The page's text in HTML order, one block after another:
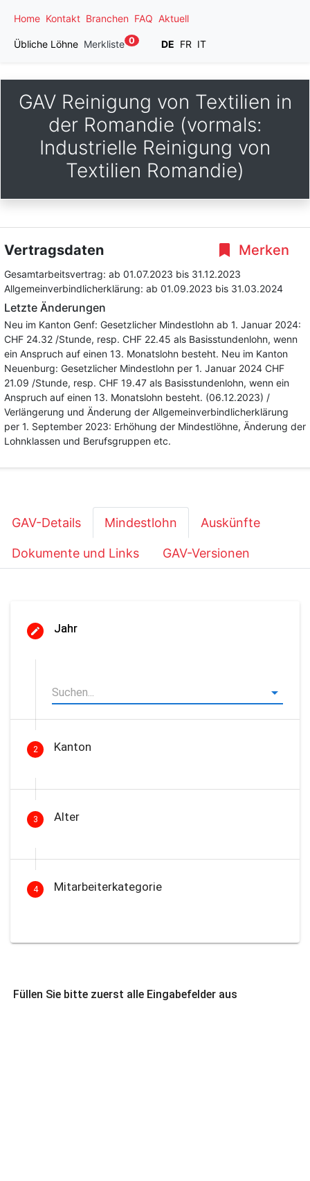
Home Kontakt Branchen FAQ Aktuell
Übliche Löhne Merkliste 0 DE FR IT
GAV Reinigung von Textilien in
der Romandie (vormals:
Industrielle Reinigung von
Textilien Romandie)
Merken
Vertragsdaten
Gesamtarbeitsvertrag: ab 01.07.2023 bis 31.12.2023
Allgemeinverbindlicherklärung: ab 01.09.2023 bis 31.03.2024
Letzte Änderungen
Neu im Kanton Genf: Gesetzlicher Mindestlohn ab 1. Januar 2024:
CHF 24.32 /Stunde, resp. CHF 22.45 als Basisstundenlohn, wenn
ein Anspruch auf einen 13. Monatslohn besteht. Neu im Kanton
Neuenburg: Gesetzlicher Mindestlohn per 1. Januar 2024 CHF
21.09 /Stunde, resp. CHF 19.47 als Basisstundenlohn, wenn ein
Anspruch auf einen 13. Monatslohn besteht. (06.12.2023) /
Verlängerung und Änderung der Allgemeinverbindlicherklärung
per 1. September 2023: Erhöhung der Mindestlöhne, Änderung der
Lohnklassen und Berufsgruppen etc.
GAV-Details Mindestlohn Auskünfte
Dokumente und Links GAV-Versionen
Jahr
2 Kanton
3 Alter
4 Mitarbeiterkategorie
Füllen Sie bitte zuerst alle Eingabefelder aus